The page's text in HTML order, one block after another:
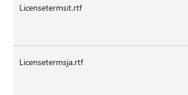
Licensetermsit.rtf
Licensetermsja.rtf